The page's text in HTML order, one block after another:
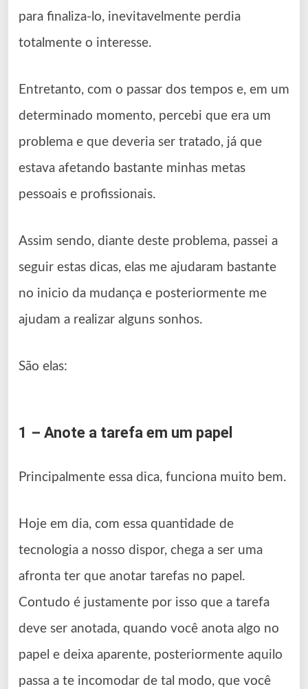
para finaliza-lo, inevitavelmente perdia
totalmente o interesse.
Entretanto, com o passar dos tempos e, em um
determinado momento, percebi que era um
problema e que deveria ser tratado, já que
estava afetando bastante minhas metas
pessoais e profissionais.
Assim sendo, diante deste problema, passei a
seguir estas dicas, elas me ajudaram bastante
no inicio da mudança e posteriormente me
ajudam a realizar alguns sonhos.
São elas:
1 – Anote a tarefa em um papel
Principalmente essa dica, funciona muito bem.
Hoje em dia, com essa quantidade de
tecnologia a nosso dispor, chega a ser uma
afronta ter que anotar tarefas no papel.
Contudo é justamente por isso que a tarefa
deve ser anotada, quando você anota algo no
papel e deixa aparente, posteriormente aquilo
passa a te incomodar de tal modo, que você